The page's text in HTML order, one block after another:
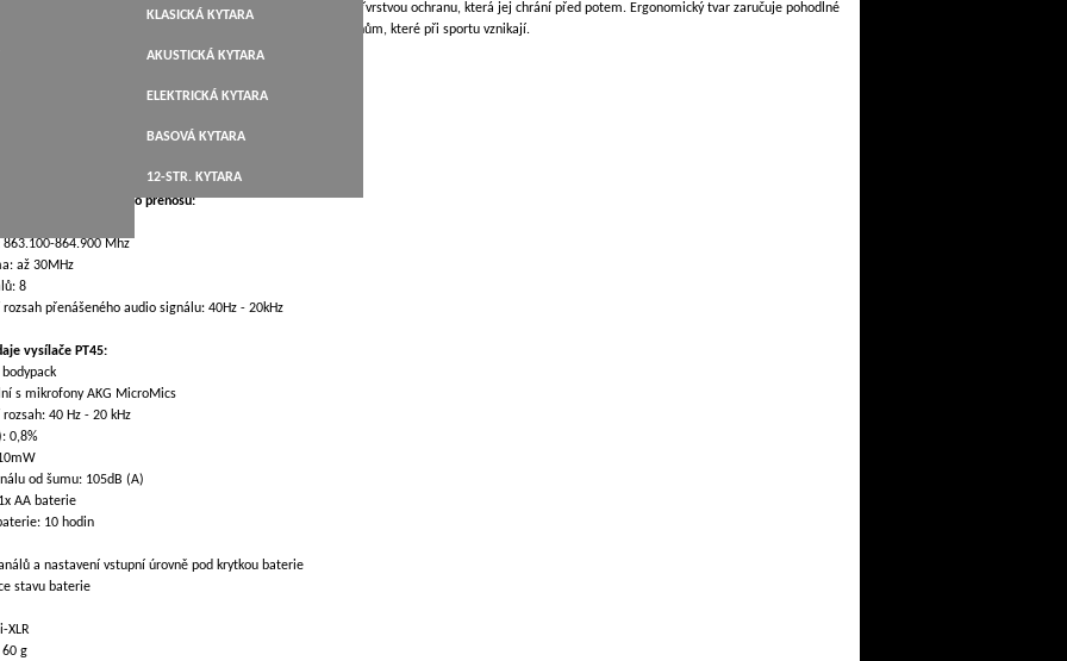
náhlavní mikrofon vychází z modelu C555 L a disponuje čtyřvrstvou ochranu, která jej chrání před potem. Ergonomický tvar zaručuje pohodlné
konstrukce zase vysokou odolnost proti mechanickým ruchům, které při sportu vznikají.
vysokofrekvenčního přenosu:
863.100-864.900 Mhz
až 30MHz
8
přenášeného audio signálu: 40Hz - 20kHz
vysílače PT45:
s mikrofony AKG MicroMics
40 Hz - 20 kHz
0,8%
od šumu: 105dB (A)
AA baterie
10 hodin
a nastavení vstupní úrovně pod krytkou baterie
stavu baterie
XLR
g
DJ MIXY
REPROBOXY PASIVNÍ
MIKROFONY STANDARTNÍ
MIKROFONY BEZDRÁTOVÉ
NAHRÁVÁNÍ
A VOKÁLNÍ
PŘÍČNÉ
BICÍ SADY ELEKTRICKÉ
RYTMIKA
METRONOMY
KLASICKÁ KYTARA
AKUSTICKÁ KYTARA
ELEKTRICKÁ KYTARA
BASOVÁ KYTARA
12-STR. KYTARA